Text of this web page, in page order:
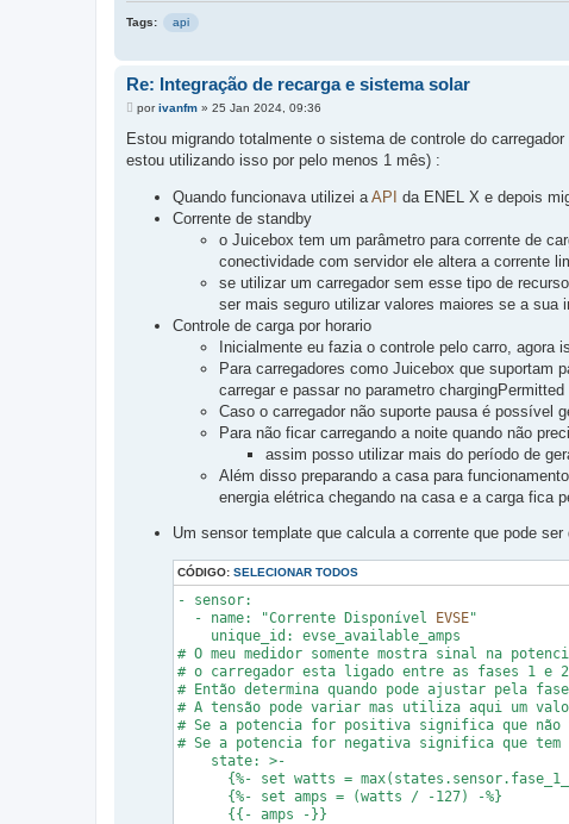
Tags: api
Re: Integração de recarga e sistema solar
M
n
a
porivanfm » 25 Jan 2024, 09:36
Estou migrando totalmente o sistema de controle do carregador
estou utilizando isso por pelo menos 1 mês) :
Quando funcionava utilizei a API da ENEL X e depois
Corrente de standby
o Juicebox tem um parâmetro para corrente de
conectividade com servidor ele altera a corrente
se utilizar um carregador sem esse tipo de
ser mais seguro utilizar valores maiores se a sua
Controle de carga por horario
Inicialmente eu fazia o controle pelo carro,
Para carregadores como Juicebox que suportam
carregar e passar no parametro chargingPermitted
Caso o carregador não suporte pausa é possível
Para não ficar carregando a noite quando não
assim posso utilizar mais do período de
Além disso preparando a casa para
energia elétrica chegando na casa e a carga fica
Um sensor template que calcula a corrente que pode
CÓDIGO: SELECIONAR TODOS
- sensor:
  - name: "Corrente Disponível
EVSE"
    unique_id: evse_available_amps
# O meu medidor somente mostra sinal na
# o carregador esta ligado entre as fases 1 e 2
# Então determina quando pode ajustar pela
# A tensão pode variar mas utiliza aqui um
# Se a potencia for positiva significa que
# Se a potencia for negativa significa que
    state: >-
{%- set watts =
      {%- set amps = (watts / -127) -%}
      {{- amps -}}